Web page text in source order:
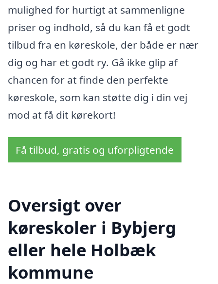
mulighed for hurtigt at sammenligne
priser og indhold, så du kan få et godt
tilbud fra en køreskole, der både er nær
dig og har et godt ry. Gå ikke glip af
chancen for at finde den perfekte
køreskole, som kan støtte dig i din vej
mod at få dit kørekort!
Få tilbud, gratis og uforpligtende
Oversigt over
køreskoler i Bybjerg
eller hele Holbæk
kommune